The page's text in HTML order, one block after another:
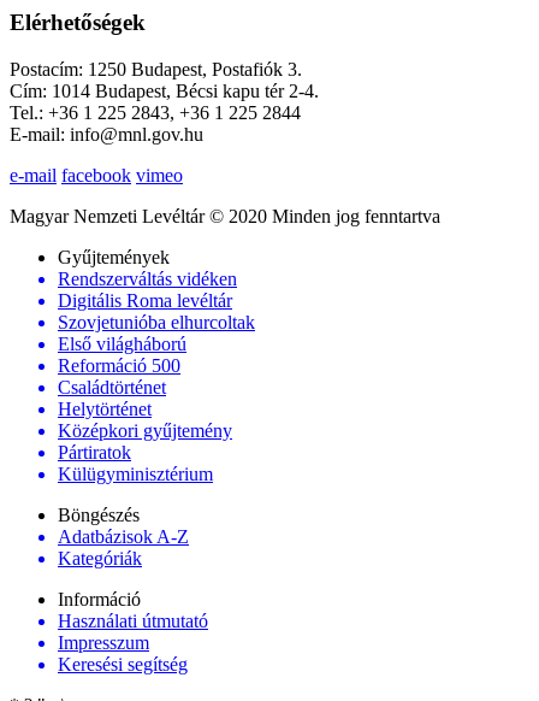
Elérhetőségek
Postacím: 1250 Budapest, Postafiók 3.
Cím: 1014 Budapest, Bécsi kapu tér 2-4.
Tel.: +36 1 225 2843, +36 1 225 2844
E-mail: info@mnl.gov.hu
e-mail facebook vimeo
Magyar Nemzeti Levéltár © 2020 Minden jog fenntartva
Gyűjtemények
Rendszerváltás vidéken
Digitális Roma levéltár
Szovjetunióba elhurcoltak
Első világháború
Reformáció 500
Családtörténet
Helytörténet
Középkori gyűjtemény
Pártiratok
Külügyminisztérium
Böngészés
Adatbázisok A-Z
Kategóriák
Információ
Használati útmutató
Impresszum
Keresési segítség